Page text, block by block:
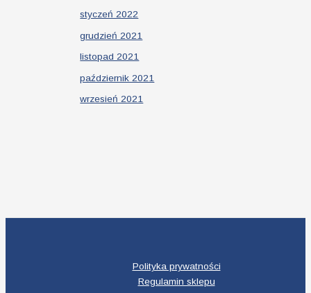
styczeń 2022
grudzień 2021
listopad 2021
październik 2021
wrzesień 2021
Polityka prywatności
Regulamin sklepu